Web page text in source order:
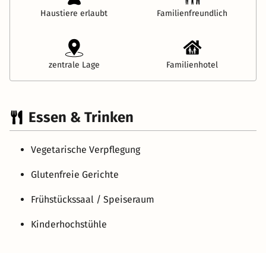
Haustiere erlaubt Familienfreundlich
zentrale Lage Familienhotel
Essen & Trinken
Vegetarische Verpflegung
Glutenfreie Gerichte
Frühstückssaal / Speiseraum
Kinderhochstühle